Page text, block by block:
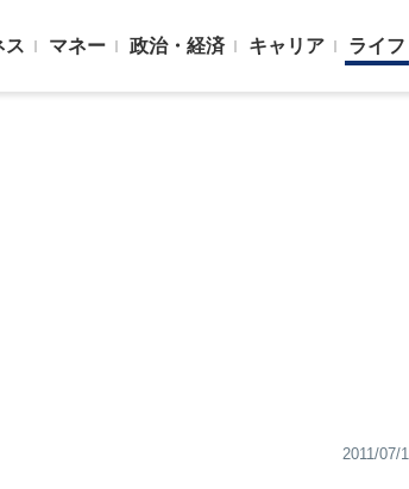
ス マネー 政治・経済 キャリア ライフ
2011/07/